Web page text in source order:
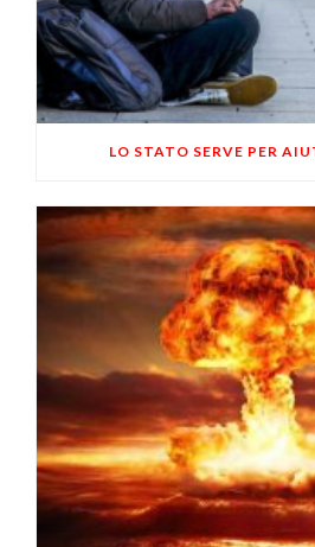
LO STATO SERVE PER